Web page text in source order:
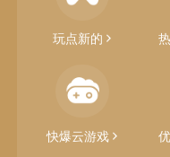
家一起，携手建立
APP。 马上参与共
玩点新的
快爆云游戏